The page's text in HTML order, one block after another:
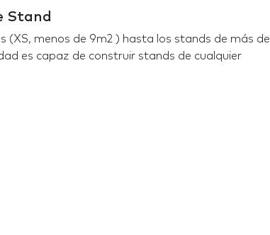
Stand
(XS, menos de 9m2 ) hasta los stands de más de
es capaz de construir stands de cualquier